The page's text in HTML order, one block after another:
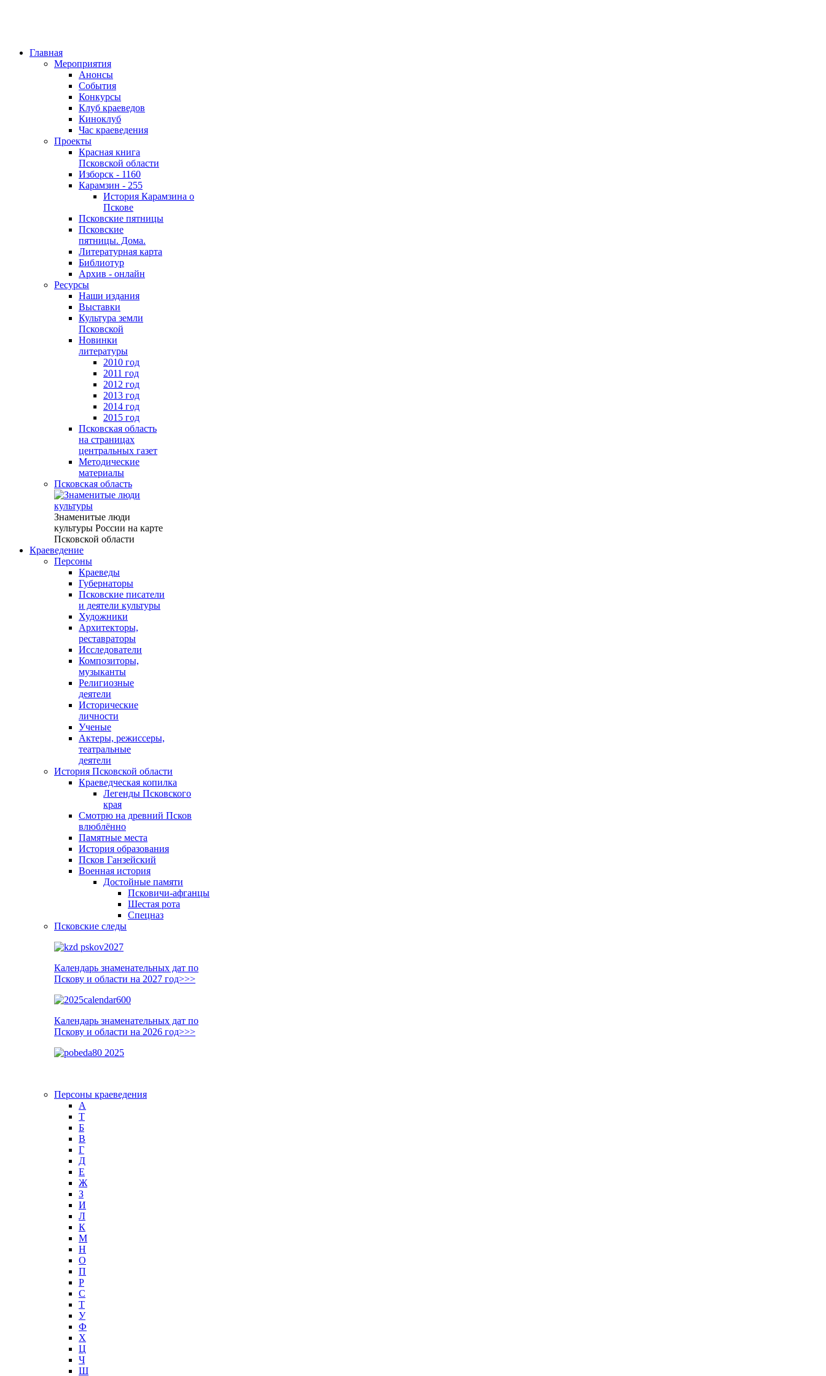
Главная
Мероприятия
Анонсы
События
Конкурсы
Клуб краеведов
Киноклуб
Час краеведения
Проекты
Красная книга
Псковской области
Изборск - 1160
Карамзин - 255
История Карамзина о
Пскове
Псковские пятницы
Псковские
пятницы. Дома.
Литературная карта
Библиотур
Архив - онлайн
Ресурсы
Наши издания
Выставки
Культура земли
Псковской
Новинки
литературы
2010 год
2011 год
2012 год
2013 год
2014 год
2015 год
Псковская область
на страницах
центральных газет
Методические
материалы
Псковская область
Знаменитые люди
культуры России на карте
Псковской области
Краеведение
Персоны
Краеведы
Губернаторы
Псковские писатели
и деятели культуры
Художники
Архитекторы,
реставраторы
Исследователи
Композиторы,
музыканты
Религиозные
деятели
Исторические
личности
Ученые
Актеры, режиссеры,
театральные
деятели
История Псковской области
Краеведческая копилка
Легенды Псковского
края
Смотрю на древний Псков
влюблённо
Памятные места
История образования
Псков Ганзейский
Военная история
Достойные памяти
Псковичи-афганцы
Шестая рота
Спецназ
Псковские следы
Календарь знаменательных дат по
Пскову и области на 2027 год>>>
Календарь знаменательных дат по
Пскову и области на 2026 год>>>
Персоны краеведения
А
T
Б
В
Г
Д
Е
Ж
З
И
Л
К
М
Н
О
П
Р
С
Т
У
Ф
Х
Ц
Ч
Ш